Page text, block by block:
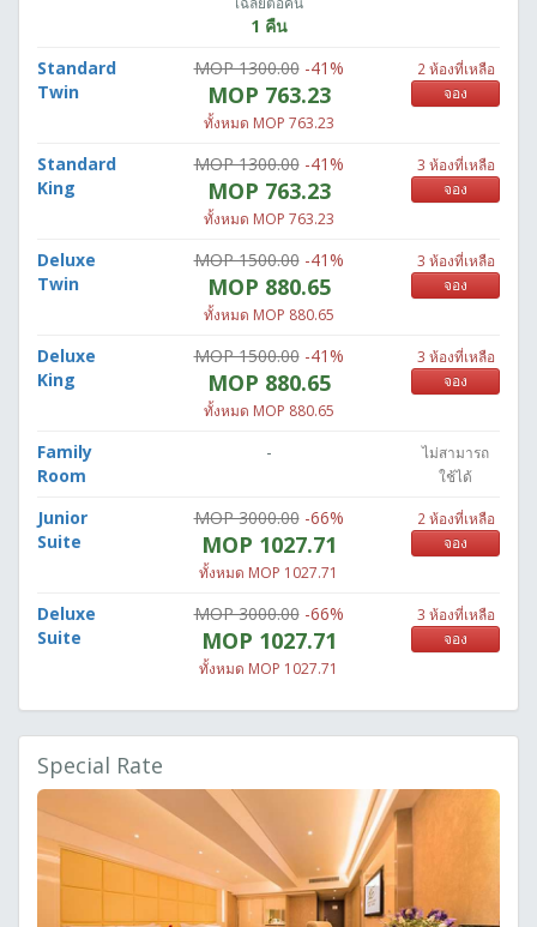
1 คืน
Standard
Twin
MOP 1300.00 -41%
MOP 763.23
ทั้งหมด MOP 763.23
2 ห้องที่เหลือ
จอง
Standard
King
MOP 1300.00 -41%
MOP 763.23
ทั้งหมด MOP 763.23
3 ห้องที่เหลือ
จอง
Deluxe
Twin
MOP 1500.00 -41%
MOP 880.65
ทั้งหมด MOP 880.65
3 ห้องที่เหลือ
จอง
Deluxe
King
MOP 1500.00 -41%
MOP 880.65
ทั้งหมด MOP 880.65
3 ห้องที่เหลือ
จอง
Family
Room
-
ไม่สามารถ
ใช้ได้
Junior
Suite
MOP 3000.00 -66%
MOP 1027.71
ทั้งหมด MOP 1027.71
2 ห้องที่เหลือ
จอง
Deluxe
Suite
MOP 3000.00 -66%
MOP 1027.71
ทั้งหมด MOP 1027.71
3 ห้องที่เหลือ
จอง
Special Rate